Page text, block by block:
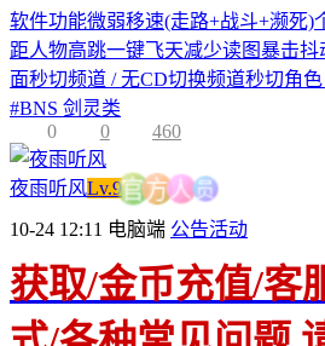
软件功能微弱移速(走路+战斗+濒死)
距人物高跳一键飞天减少读图暴击
面秒切频道 / 无CD切换频道秒切角色
#BNS 剑灵类
0
0 460
夜雨听风Lv.9官 方人员
10-24 12:11 电脑端 公告活动
获取/金币充值/客